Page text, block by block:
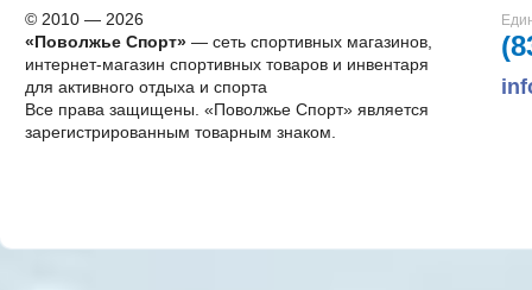
© 2010 — 2026
«Поволжье Спорт»— сеть спортивных магазинов,
интернет-магазин спортивных товаров и инвентаря
для активного отдыха и спорта
Все права защищены. «Поволжье Спорт» является
зарегистрированным товарным знаком.